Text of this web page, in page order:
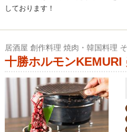
しております！
居酒屋 創作料理 焼肉・韓国料理
十勝ホルモンKEMURI